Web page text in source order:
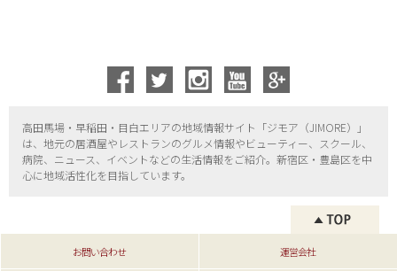
高田馬場・早稲田・目白エリアの地域情報サイト「ジモア（JIMORE）」
は、地元の居酒屋やレストランのグルメ情報やビューティー、
スクール、
病院、ニュース、イベントなどの生活情報をご紹介。新宿区・ 豊島区を中
心に地域活性化を目指しています。
お問い合わせ 運営会社